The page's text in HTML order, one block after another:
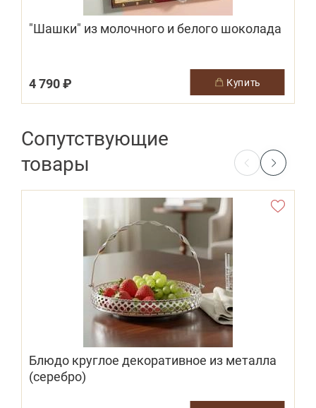
"Шашки" из молочного и белого шоколада
4 790 ₽ купить
Сопутствующие
товары
Блюдо круглое декоративное из металла
(серебро)